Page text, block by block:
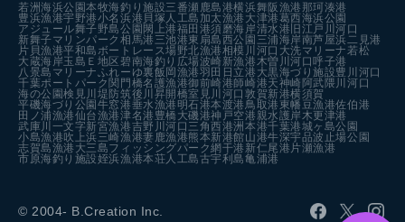
若洲海浜公園本牧海釣り施設三番瀬 鹿島港横浜舞阪漁港 那珂湊港
豊浜漁港宇野港小名浜港 貝塚人工島 加太漁港 大津港葛西海浜公園
アジュール舞子野島公園 閖上港福田港須磨海岸清水港 旧江戸川河口
新舞子マリンパーク 相馬港 三池港東扇島西公園 三浦海岸南芦屋浜二見港
片貝漁港平和島ボートレース場野北漁港相模川河口 大洗マリーナ若松
大蔵海岸玉島Ｅ地区 碧南海釣り広場波崎新漁港木曽川河口 呼子港
八景島マリーナふれーゆ裏飯岡漁港羽田 日立港 大黒海づり施設豊川河口
千葉ポートパーク 関門橋名護漁港御前崎港師崎港天神崎 阿武隈川河口
海の公園検見川堤防筑後川昇開橋室見川河口敦賀新港横須賀
平磯海づり公園 牛窓港垂水漁港 明石港本渡港鳥取港 東幡豆漁港佐伯港
田ノ浦漁港仙台漁港津名港 豊橋 大磯港神戸空港親水護岸木更津港
武庫川一文字新宮漁港吉野川河口 三角西港洲本港千葉港城ヶ島公園
小島漁港吹上浜三崎漁港妻鹿漁港熊本新港館山港牛深宇品波止場公園
志賀島漁港 大三島フィッシングパーク網干港 新仁尾港 片瀬漁港
市原海釣り施設姪浜漁港本荘人工島古宇利島亀浦港
© 2004- B.Creation Inc.